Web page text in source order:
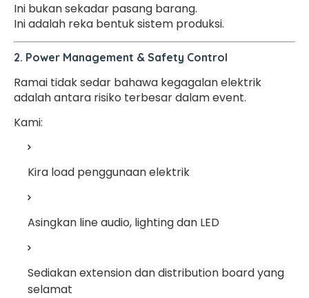
Ini bukan sekadar pasang barang.
Ini adalah reka bentuk sistem produksi.
2. Power Management & Safety Control
Ramai tidak sedar bahawa kegagalan elektrik
adalah antara risiko terbesar dalam event.
Kami:
Kira load penggunaan elektrik
Asingkan line audio, lighting dan LED
Sediakan extension dan distribution board yang
selamat